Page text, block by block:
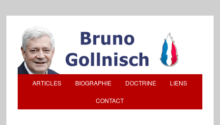
ARTICLES BIOGRAPHIE DOCTRINE LIENS
CONTACT